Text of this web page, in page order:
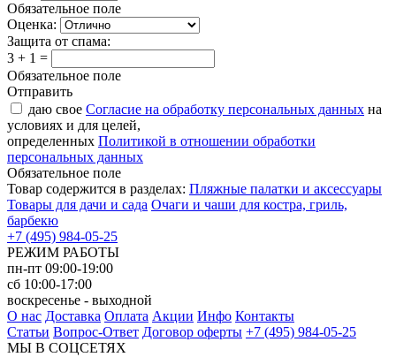
Обязательное поле
Оценка:
Защита от спама:
3 + 1 =
Обязательное поле
Отправить
даю свое Согласие на обработку персональных данных на
условиях и для целей,
определенных Политикой в отношении обработки
персональных данных
Обязательное поле
Товар содержится в разделах: Пляжные палатки и аксессуары
Товары для дачи и сада Очаги и чаши для костра, гриль,
барбекю
+7 (495) 984-05-25
РЕЖИМ РАБОТЫ
пн-пт 09:00-19:00
сб 10:00-17:00
воскресенье - выходной
О нас Доставка Оплата Акции Инфо Контакты
Статьи Вопрос-Ответ Договор оферты +7 (495) 984-05-25
МЫ В СОЦСЕТЯХ